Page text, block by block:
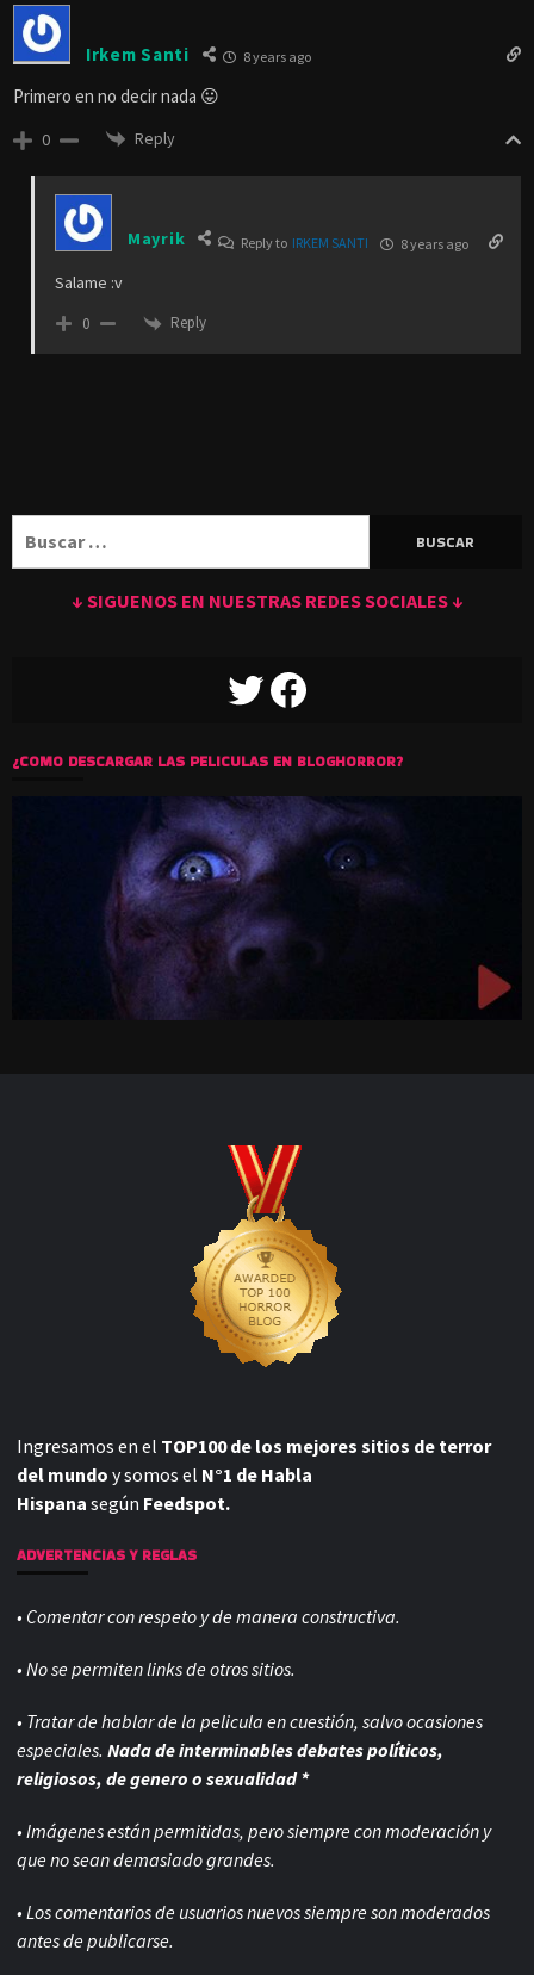
Irkem Santi 8 years ago
Primero en no decir nada 😛
0 Reply
Mayrik Reply to IRKEM SANTI 8 years ago
Salame :v
0 Reply
↓ SIGUENOS EN NUESTRAS REDES SOCIALES ↓
TWITTERFACEBOOK
¿COMO DESCARGAR LAS PELICULAS EN BLOGHORROR?
Ingresamos en el TOP100 de los mejores sitios de terror
del mundo y somos el N°1 de Habla
Hispana según Feedspot.
ADVERTENCIAS Y REGLAS
• Comentar con respeto y de manera constructiva.
• No se permiten links de otros sitios.
• Tratar de hablar de la pelicula en cuestión, salvo ocasiones
especiales. Nada de interminables debates políticos,
religiosos, de genero o sexualidad *
• Imágenes están permitidas, pero siempre conmoderación y
que no sean demasiado grandes.
• Los comentarios de usuarios nuevos siempre son moderados
antes de publicarse.